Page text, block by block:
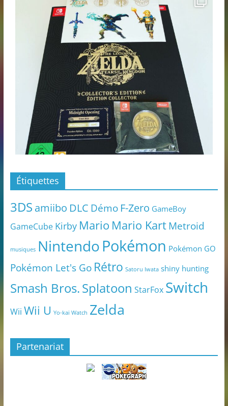
Étiquettes
3DS amiibo DLC Démo F-Zero GameBoy
GameCube Kirby Mario Mario KartMetroid
musiques NintendoPokémon Pokémon GO
Pokémon Let's Go Rétro Satoru Iwata shiny hunting
Smash Bros.Splatoon StarFox Switch
Wii Wii U Yo-kai Watch Zelda
Partenariat